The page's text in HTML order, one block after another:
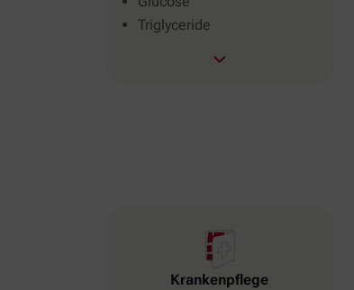
Triglyceride
Krankenpflege